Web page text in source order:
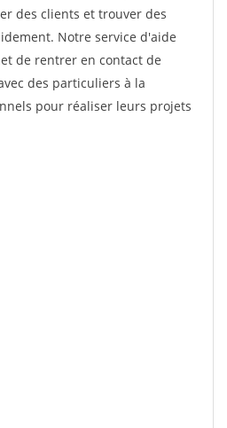
des clients et trouver des
Notre service d'aide
de rentrer en contact de
des particuliers à la
pour réaliser leurs projets